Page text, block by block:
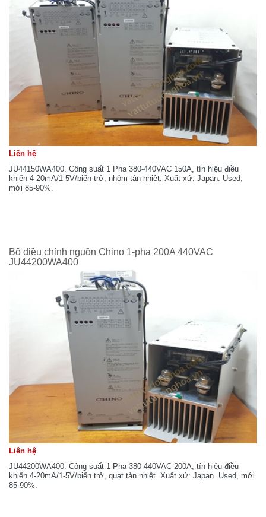
Liên hệ
JU44150WA400. Công suất 1 Pha 380-440VAC 150A, tín hiệu điều
khiển 4-20mA/1-5V/biến trở, nhôm tản nhiệt. Xuất xứ: Japan. Used,
mới 85-90%.
Bộ điều chỉnh nguồn Chino 1-pha 200A 440VAC
JU44200WA400
Liên hệ
JU44200WA400. Công suất 1 Pha 380-440VAC 200A, tín hiệu điều
khiển 4-20mA/1-5V/biến trở, quạt tản nhiệt. Xuất xứ: Japan. Used, mới
85-90%.